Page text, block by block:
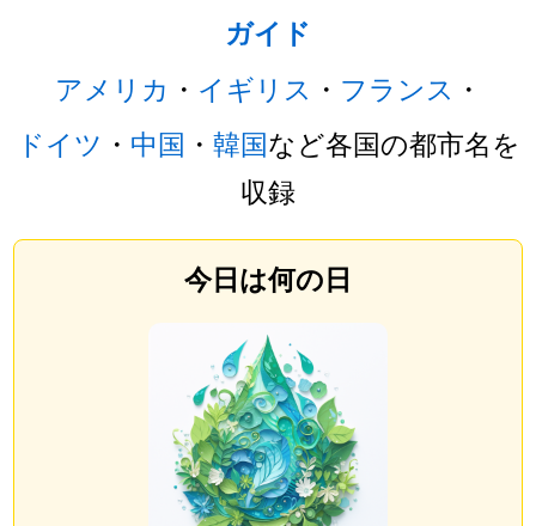
ガイド
アメリカ ・ イギリス ・ フランス ・
ドイツ ・ 中国 ・ 韓国など各国の都市名を
収録
今日は何の日